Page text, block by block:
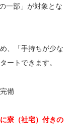
一部」が対象とな
、「手持ちが少な
ートできます。
備
寮（社宅）付きの